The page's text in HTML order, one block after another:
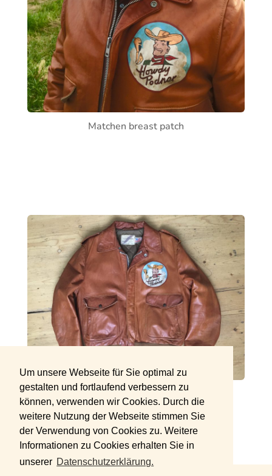
Um unsere Webseite für Sie optimal zu
gestalten und fortlaufend verbessern zu
können, verwenden wir Cookies. Durch die
weitere Nutzung der Webseite stimmen Sie
der Verwendung von Cookies zu. Weitere
Informationen zu Cookies erhalten Sie in
unserer Datenschutzerklärung.
Matchen breast patch
Front of jacket